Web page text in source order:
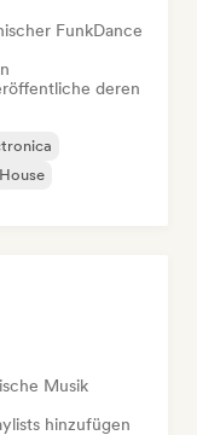
FunkDance
deren
House
Musik
hinzufügen